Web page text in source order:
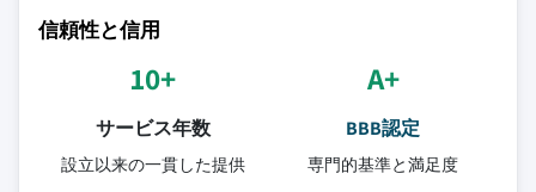
信頼性と信用
10+
サービス年数
設立以来の一貫した提供
A+
BBB認定
専門的基準と満足度